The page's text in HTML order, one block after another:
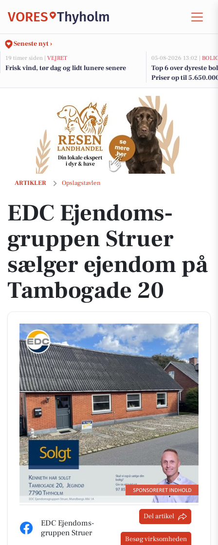
VORES Thyholm
Seneste nyt ›
19 timer siden | VEJRET
Frisk vind, tør dag og lidt lunere senere
05-08-2026 13:02 |
Top 6 over dyreste
Priser op til
ARTIKLER Opslagstavlen
EDC Ejen­doms­grup­pen Struer sælger ejendom på Tambogade 20
EDC Ejen­doms­
grup­pen Struer
sælger ejendom på
Tambogade 20
EDC Ejen­doms­
grup­pen Struer
Del artikel
Besøg virksomheden